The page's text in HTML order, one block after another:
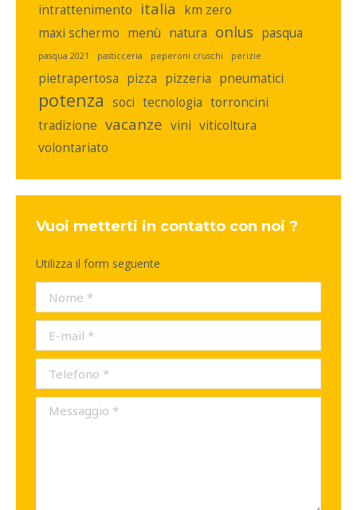
intrattenimento italia km zero
maxi schermo menù natura onlus pasqua
pasqua 2021 pasticceria peperoni cruschi perizie
pietrapertosa pizza pizzeria pneumatici
potenza soci tecnologia torroncini
tradizione vacanze vini viticoltura
volontariato
Vuoi metterti in contatto con noi ?
Utilizza il form seguente
Nome *
E-mail *
Telefono *
Messaggio *